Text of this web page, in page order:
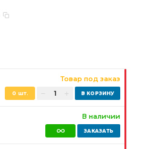
Товар под заказ
0 шт.
В наличии